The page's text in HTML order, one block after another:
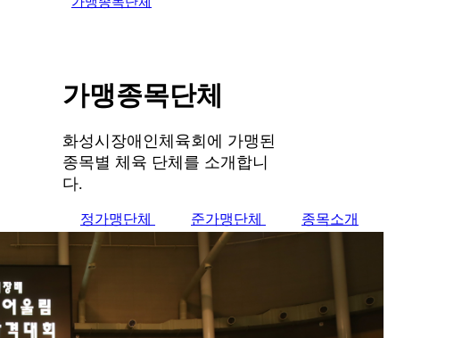
가맹종목단체
화성시장애인체육회에 가맹된
종목별 체육 단체를 소개합니
다.
정가맹단체 준가맹단체 종목소개